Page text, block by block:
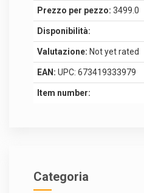
Prezzo per pezzo: 3499.0
Disponibilità:
Valutazione: Not yet rated
EAN: UPC: 673419333979
Item number:
Categoria